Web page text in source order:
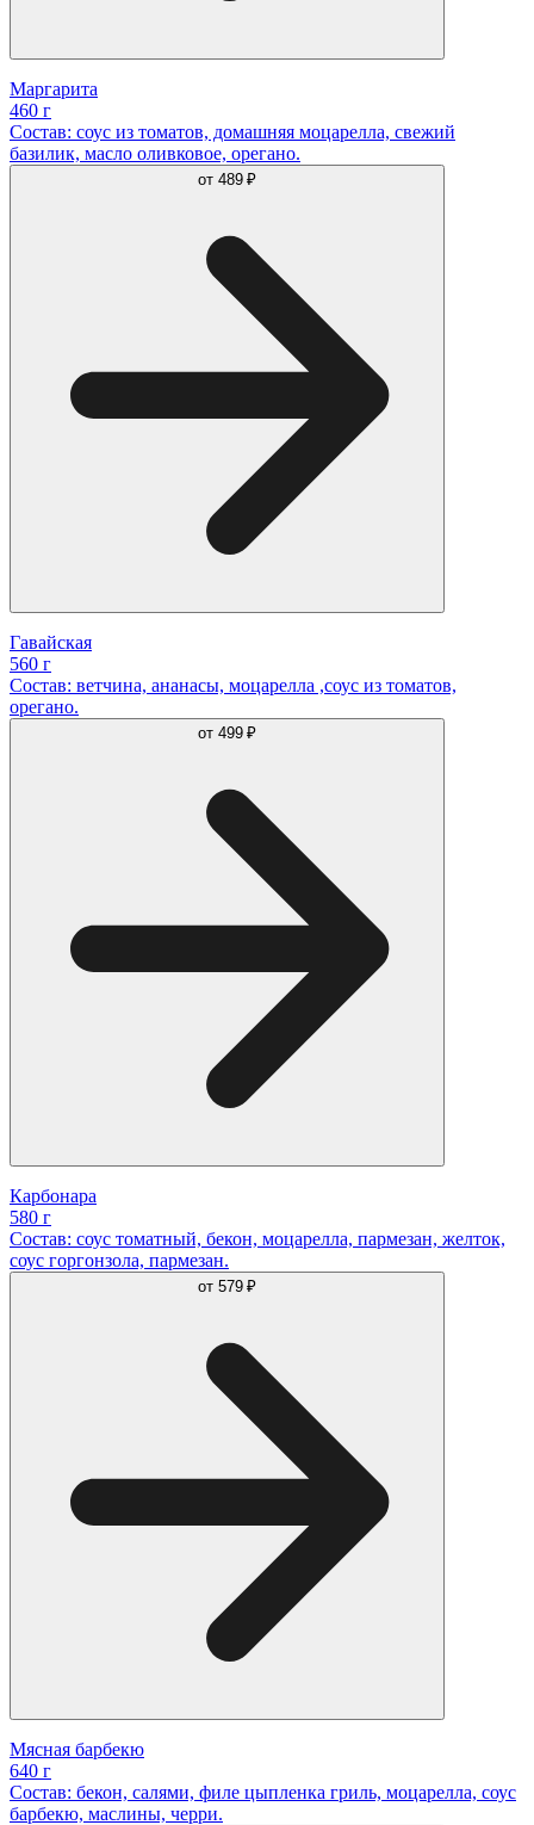
Маргарита
460 г
Состав: соус из томатов, домашняя моцарелла, свежий
базилик, масло оливковое, орегано.
от 489 ₽
Гавайская
560 г
Состав: ветчина, ананасы, моцарелла ,соус из томатов,
орегано.
от 499 ₽
Карбонара
580 г
Состав: соус томатный, бекон, моцарелла, пармезан, желток,
соус горгонзола, пармезан.
от 579 ₽
Мясная барбекю
640 г
Состав: бекон, салями, филе цыпленка гриль, моцарелла, соус
барбекю, маслины, черри.